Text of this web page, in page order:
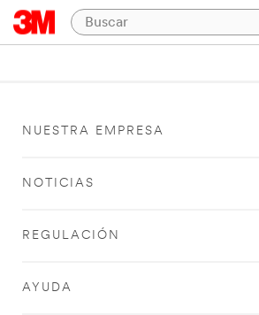
NUESTRA EMPRESA
NOTICIAS
REGULACIÓN
AYUDA